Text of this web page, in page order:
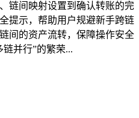
链间映射设置到确认转账的完
提示，帮助用户规避新手跨链
间的资产流转，保障操作安全
并行”的繁荣...